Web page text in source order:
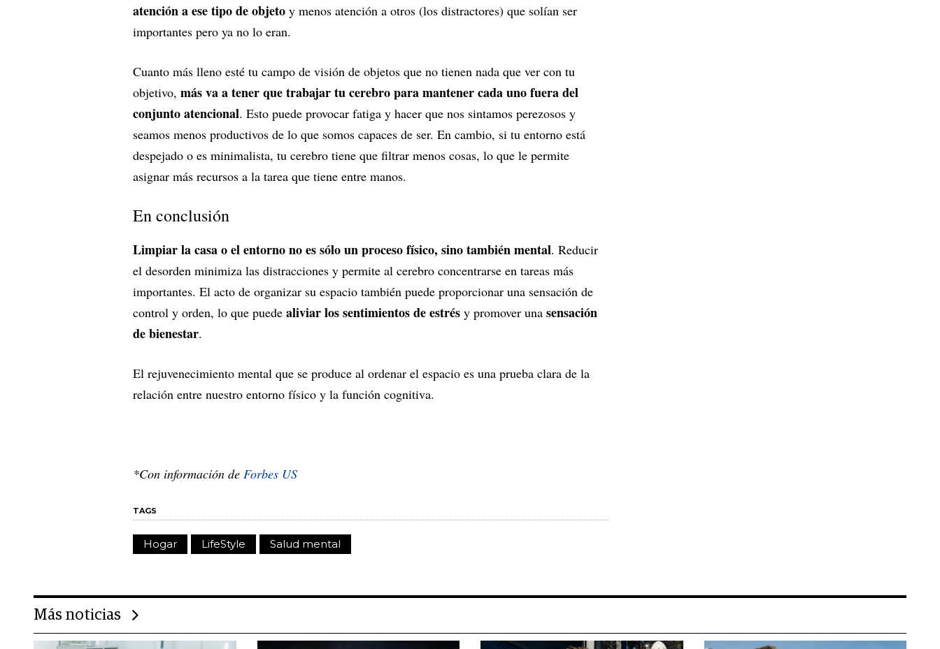
atención a ese tipo de objeto y menos atención a otros (los distractores) que solían ser
importantes pero ya no lo eran.
Cuanto más lleno esté tu campo de visión de objetos que no tienen nada que ver con tu
objetivo, más va a tener que trabajar tu cerebro para mantener cada uno fuera del
conjunto atencional. Esto puede provocar fatiga y hacer que nos sintamos perezosos y
seamos menos productivos de lo que somos capaces de ser. En cambio, si tu entorno está
despejado o es minimalista, tu cerebro tiene que filtrar menos cosas, lo que le permite
asignar más recursos a la tarea que tiene entre manos.
En conclusión
Limpiar la casa o el entorno no es sólo un proceso físico, sino también mental. Reducir
el desorden minimiza las distracciones y permite al cerebro concentrarse en tareas más
importantes. El acto de organizar su espacio también puede proporcionar una sensación de
control y orden, lo que puede aliviar los sentimientos de estrés y promover una sensación
de bienestar.
El rejuvenecimiento mental que se produce al ordenar el espacio es una prueba clara de la
relación entre nuestro entorno físico y la función cognitiva.
*Con información de Forbes US
TAGS
Hogar LifeStyle Salud mental
Más noticias